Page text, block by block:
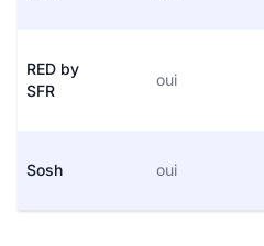
RED by
SFR
oui
Sosh oui